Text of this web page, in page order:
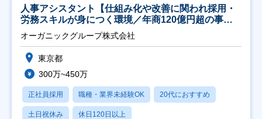
人事アシスタント【仕組み化や改善に関われ採用・
労務スキルが身につく環境／年商120億円超の事業
会社】
オーガニックグループ株式会社
東京都
300万~450万
正社員採用 職種・業界未経験OK 20代におすすめ
土日祝休み 休日120日以上